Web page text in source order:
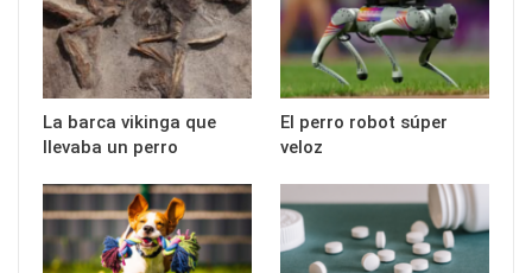
La barca vikinga que
llevaba un perro
El perro robot súper
veloz